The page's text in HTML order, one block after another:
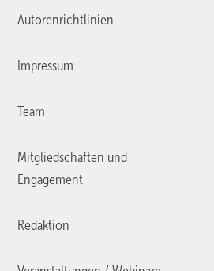
Autorenrichtlinien
Impressum
Team
Mitgliedschaften und
Engagement
Redaktion